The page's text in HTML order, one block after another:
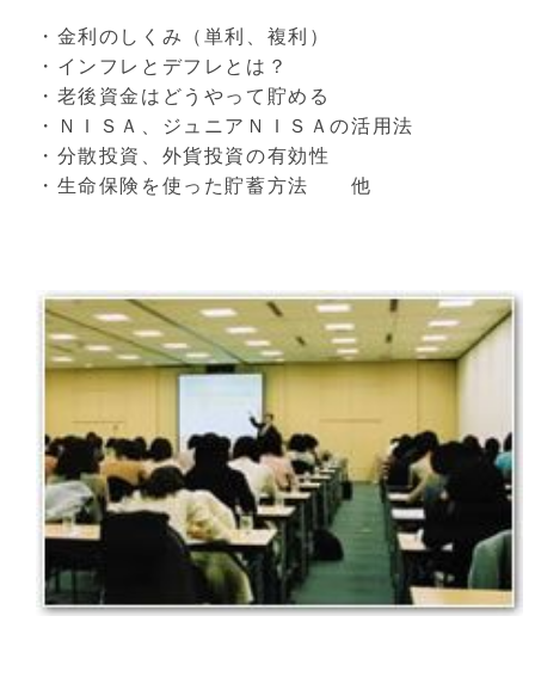
・金利のしくみ（単利、複利）
・インフレとデフレとは？
・老後資金はどうやって貯める
・ＮＩＳＡ、ジュニアＮＩＳＡの活用法
・分散投資、外貨投資の有効性
・生命保険を使った貯蓄方法 他